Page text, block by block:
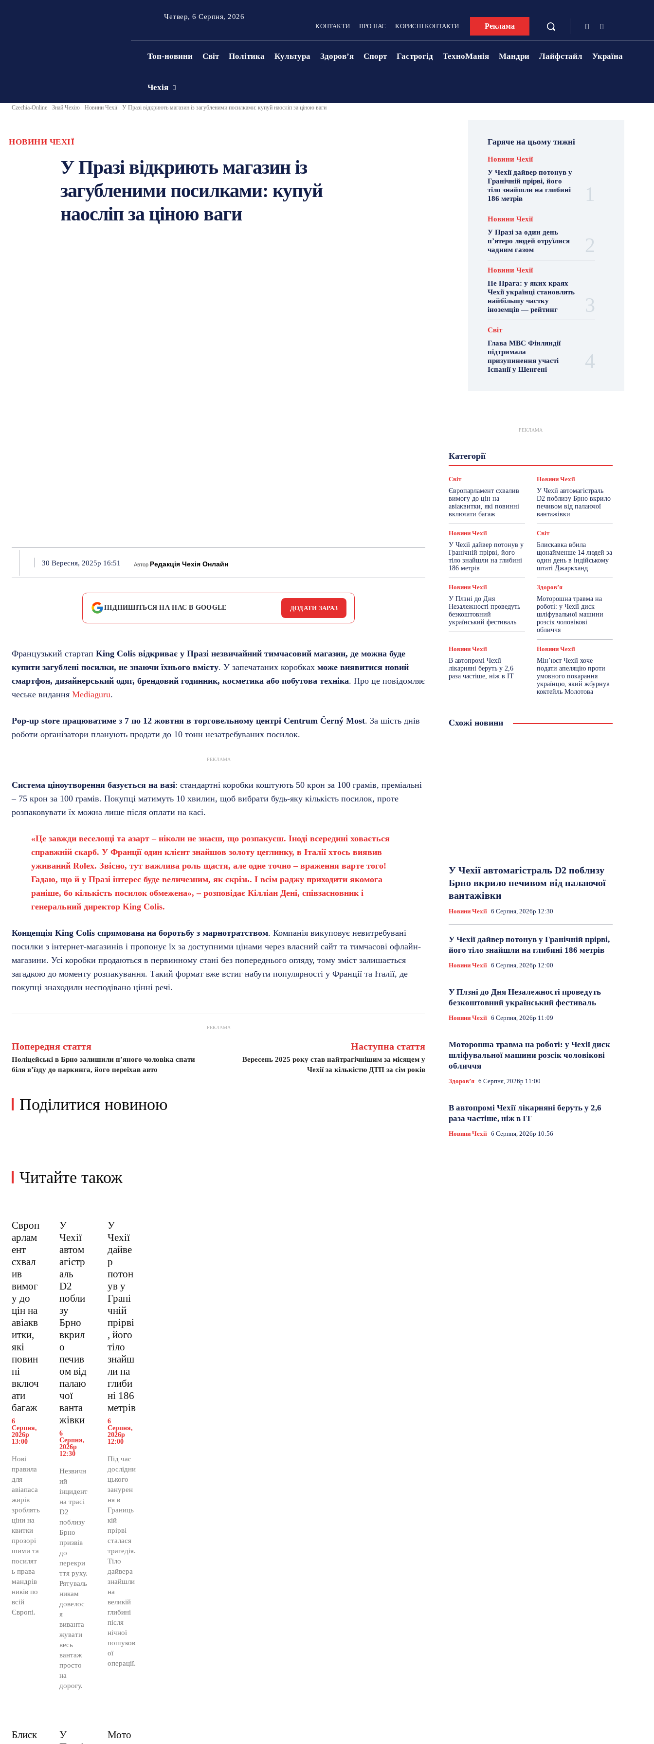
Четвер, 6 Серпня, 2026
КОНТАКТИ ПРО НАС КОРИСНІ КОНТАКТИ Реклама
Топ-новини Світ Політика Культура Здоровʼя Спорт Гастрогід ТехноМанія Мандри Лайфстайл Україна
Чехія
Czechia-Online Знай Чехію Новини Чехії У Празі відкриють магазин із загубленими посилками: купуй наосліп за ціною ваги
НОВИНИ ЧЕХІЇ
У Празі відкриють магазин із
загубленими посилками: купуй
наосліп за ціною ваги
30 Вересня, 2025р 16:51 Автор Редакція Чехія Онлайн
ПІДПИШІТЬСЯ НА НАС В GOOGLE ДОДАТИ ЗАРАЗ
Французький стартап King Colis відкриває у Празі незвичайний тимчасовий магазин, де можна буде
купити загублені посилки, не знаючи їхнього вмісту. У запечатаних коробках може виявитися новий
смартфон, дизайнерський одяг, брендовий годинник, косметика або побутова техніка. Про це повідомляє
чеське видання Mediaguru.
Pop-up store працюватиме з 7 по 12 жовтня в торговельному центрі Centrum Černý Most. За шість днів
роботи організатори планують продати до 10 тонн незатребуваних посилок.
РЕКЛАМА
Система ціноутворення базується на вазі: стандартні коробки коштують 50 крон за 100 грамів, преміальні
– 75 крон за 100 грамів. Покупці матимуть 10 хвилин, щоб вибрати будь-яку кількість посилок, проте
розпаковувати їх можна лише після оплати на касі.
«Це завжди веселощі та азарт – ніколи не знаєш, що розпакуєш. Іноді всередині ховається
справжній скарб. У Франції один клієнт знайшов золоту цеглинку, в Італії хтось виявив
уживаний Rolex. Звісно, тут важлива роль щастя, але одне точно – враження варте того!
Гадаю, що й у Празі інтерес буде величезним, як скрізь. І всім раджу приходити якомога
раніше, бо кількість посилок обмежена», – розповідає Кілліан Дені, співзасновник і
генеральний директор King Colis.
Концепція King Colis спрямована на боротьбу з марнотратством. Компанія викуповує невитребувані
посилки з інтернет-магазинів і пропонує їх за доступними цінами через власний сайт та тимчасові офлайн-
магазини. Усі коробки продаються в первинному стані без попереднього огляду, тому зміст залишається
загадкою до моменту розпакування. Такий формат вже встиг набути популярності у Франції та Італії, де
покупці знаходили несподівано цінні речі.
РЕКЛАМА
Попередня стаття
Поліцейські в Брно залишили п’яного чоловіка спати
біля в’їзду до паркинга, його переїхав авто
Наступна стаття
Вересень 2025 року став найтрагічнішим за місяцем у
Чехії за кількістю ДТП за сім років
Поділитися новиною
Читайте також
Європ
арлам
ент
схвал
ив
вимог
у до
цін на
авіакв
итки,
які
повин
ні
включ
ати
багаж
6
Серпня,
2026р
13:00
Нові
правила
для
авіапаса
жирів
зроблять
ціни на
квитки
прозорі
шими та
посилят
ь права
мандрів
ників по
всій
Європі.
У
Чехії
автом
агістр
аль
D2
побли
зу
Брно
вкрил
о
печив
ом від
палаю
чої
ванта
жівки
6
Серпня,
2026р
12:30
Незвичн
ий
інцидент
на трасі
D2
поблизу
Брно
призвів
до
перекри
ття руху.
Рятуваль
никам
довелос
я
виванта
жувати
весь
вантаж
просто
на
дорогу.
У
Чехії
дайве
р
потон
ув у
Грані
чній
прірві
, його
тіло
знайш
ли на
глиби
ні 186
метрів
6
Серпня,
2026р
12:00
Під час
дослідни
цького
занурен
ня в
Границь
кій
прірві
сталася
трагедія.
Тіло
дайвера
знайшли
на
великій
глибині
після
нічної
пошуков
ої
операції.
Блиск
У
Мото
Гаряче на цьому тижні
Новини Чехії
У Чехії дайвер потонув у
Гранічній прірві, його
тіло знайшли на глибині
186 метрів
Новини Чехії
У Празі за один день
п’ятеро людей отруїлися
чадним газом
Новини Чехії
Не Прага: у яких краях
Чехії українці становлять
найбільшу частку
іноземців — рейтинг
Світ
Глава МВС Фінляндії
підтримала
призупинення участі
Іспанії у Шенгені
РЕКЛАМА
КатегоріїГастрогід
Знай Чехію
Новини Чехії
Робота
Сад та город
Світ
Спорт ТехноМанія
Топ-новини
Фоторепортаж
Більше
Світ
Європарламент схвалив
вимогу до цін на
авіаквитки, які повинні
включати багаж
Новини Чехії
У Чехії автомагістраль
D2 поблизу Брно вкрило
печивом від палаючої
вантажівки
Новини Чехії
У Чехії дайвер потонув у
Гранічній прірві, його
тіло знайшли на глибині
186 метрів
Світ
Блискавка вбила
щонайменше 14 людей за
один день в індійському
штаті Джаркханд
Новини Чехії
У Плзні до Дня
Незалежності проведуть
безкоштовний
український фестиваль
Здоровʼя
Моторошна травма на
роботі: у Чехії диск
шліфувальної машини
розсік чоловікові
обличчя
Новини Чехії
В автопромі Чехії
лікарняні беруть у 2,6
раза частіше, ніж в ІТ
Новини Чехії
Мін’юст Чехії хоче
подати апеляцію проти
умовного покарання
українцю, який жбурнув
коктейль Молотова
Схожі новини
У Чехії автомагістраль D2 поблизу
Брно вкрило печивом від палаючої
вантажівки
Новини Чехії 6 Серпня, 2026р 12:30
У Чехії дайвер потонув у Гранічній прірві,
його тіло знайшли на глибині 186 метрів
Новини Чехії 6 Серпня, 2026р 12:00
У Плзні до Дня Незалежності проведуть
безкоштовний український фестиваль
Новини Чехії 6 Серпня, 2026р 11:09
Моторошна травма на роботі: у Чехії диск
шліфувальної машини розсік чоловікові
обличчя
Здоровʼя 6 Серпня, 2026р 11:00
В автопромі Чехії лікарняні беруть у 2,6
раза частіше, ніж в ІТ
Новини Чехії 6 Серпня, 2026р 10:56